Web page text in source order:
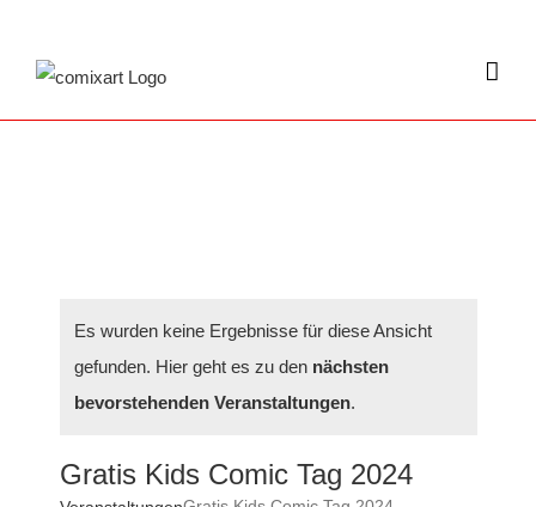
springen
Es wurden keine Ergebnisse für diese Ansicht
gefunden. Hier geht es zu den nächsten
bevorstehenden Veranstaltungen.
Gratis Kids Comic Tag 2024